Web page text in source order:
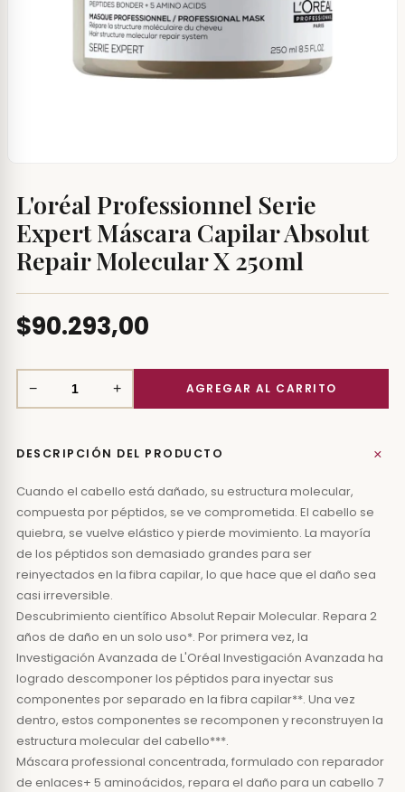
L'oréal Professionnel Serie
Expert Máscara Capilar Absolut
Repair Molecular X 250ml
$90.293,00
− +
DESCRIPCIÓN DEL PRODUCTO +
Cuando el cabello está dañado, su estructura molecular,
compuesta por péptidos, se ve comprometida. El cabello se
quiebra, se vuelve elástico y pierde movimiento. La mayoría
de los péptidos son demasiado grandes para ser
reinyectados en la fibra capilar, lo que hace que el daño sea
casi irreversible.
Descubrimiento científico Absolut Repair Molecular. Repara 2
años de daño en un solo uso*. Por primera vez, la
Investigación Avanzada de L'Oréal Investigación Avanzada ha
logrado descomponer los péptidos para inyectar sus
componentes por separado en la fibra capilar**. Una vez
dentro, estos componentes se recomponen y reconstruyen la
estructura molecular del cabello***.
Máscara professional concentrada, formulado con reparador
de enlaces+ 5 aminoácidos, repara el daño para un cabello 7